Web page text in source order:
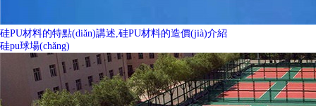
硅PU材料的特點(diǎn)講述,硅PU材料的造價(jià)介紹
硅pu球場(chǎng)